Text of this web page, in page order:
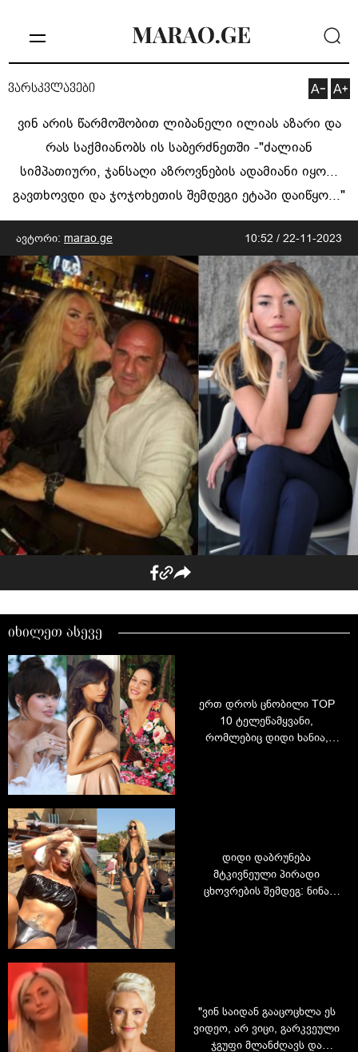
ვარსკვლავები
ვინ არის წარმოშობით ლიბანელი ილიას აზარი და
რას საქმიანობს ის საბერძნეთში -"ძალიან
სიმპათიური, ჯანსაღი აზროვნების ადამიანი იყო...
გავთხოვდი და ჯოჯოხეთის შემდეგი ეტაპი დაიწყო..."
ავტორი: marao.ge 10:52 / 22-11-2023
იხილეთ ასევე
ერთ დროს ცნობილი TOP
10 ტელეწამყვანი,
რომლებიც დიდი ხანია,
დიდი დაბრუნება
მტკივნეული პირადი
ცხოვრების შემდეგ: ნინა
"ვინ საიდან გააცოცხლა ეს
ვიდეო, არ ვიცი, გარკვეული
ჯგუფი მლანძღავს და